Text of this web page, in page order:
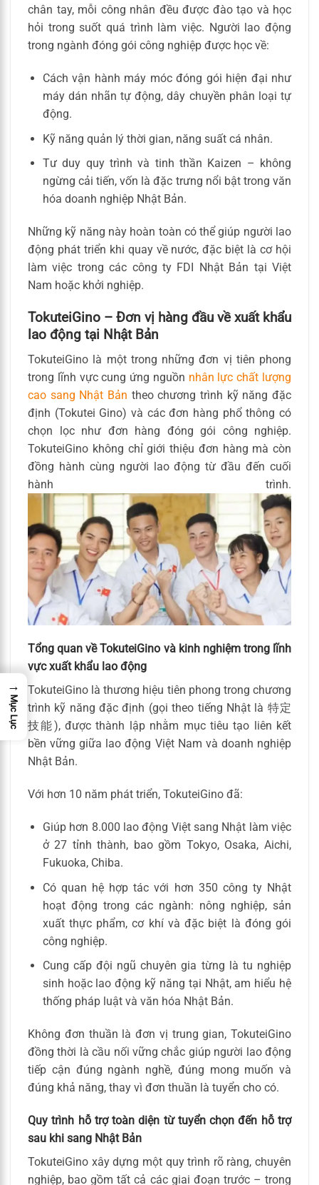
chân tay, mỗi công nhân đều được đào tạo và học
hỏi trong suốt quá trình làm việc. Người lao động
trong ngành đóng gói công nghiệp được học về:
Cách vận hành máy móc đóng gói hiện đại như
máy dán nhãn tự động, dây chuyền phân loại tự
động.
Kỹ năng quản lý thời gian, năng suất cá nhân.
Tư duy quy trình và tinh thần Kaizen – không
ngừng cải tiến, vốn là đặc trưng nổi bật trong văn
hóa doanh nghiệp Nhật Bản.
Những kỹ năng này hoàn toàn có thể giúp người lao
động phát triển khi quay về nước, đặc biệt là cơ hội
làm việc trong các công ty FDI Nhật Bản tại Việt
Nam hoặc khởi nghiệp.
TokuteiGino – Đơn vị hàng đầu về xuất khẩu
lao động tại Nhật Bản
TokuteiGino là một trong những đơn vị tiên phong
trong lĩnh vực cung ứng nguồn nhân lực chất lượng
cao sang Nhật Bản theo chương trình kỹ năng đặc
định (Tokutei Gino) và các đơn hàng phổ thông có
chọn lọc như đơn hàng đóng gói công nghiệp.
TokuteiGino không chỉ giới thiệu đơn hàng mà còn
đồng hành cùng người lao động từ đầu đến cuối
hành trình.
Tổng quan về TokuteiGino và kinh nghiệm trong lĩnh
vực xuất khẩu lao động
TokuteiGino là thương hiệu tiên phong trong chương
trình kỹ năng đặc định (gọi theo tiếng Nhật là 特定
技能), được thành lập nhằm mục tiêu tạo liên kết
bền vững giữa lao động Việt Nam và doanh nghiệp
Nhật Bản.
Với hơn 10 năm phát triển, TokuteiGino đã:
Giúp hơn 8.000 lao động Việt sang Nhật làm việc
ở 27 tỉnh thành, bao gồm Tokyo, Osaka, Aichi,
Fukuoka, Chiba.
Có quan hệ hợp tác với hơn 350 công ty Nhật
hoạt động trong các ngành: nông nghiệp, sản
xuất thực phẩm, cơ khí và đặc biệt là đóng gói
công nghiệp.
Cung cấp đội ngũ chuyên gia từng là tu nghiệp
sinh hoặc lao động kỹ năng tại Nhật, am hiểu hệ
thống pháp luật và văn hóa Nhật Bản.
Không đơn thuần là đơn vị trung gian, TokuteiGino
đồng thời là cầu nối vững chắc giúp người lao động
tiếp cận đúng ngành nghề, đúng mong muốn và
đúng khả năng, thay vì đơn thuần là tuyển cho có.
Quy trình hỗ trợ toàn diện từ tuyển chọn đến hỗ trợ
sau khi sang Nhật Bản
TokuteiGino xây dựng một quy trình rõ ràng, chuyên
nghiệp, bao gồm tất cả các giai đoạn trước – trong
→
Mục Lục